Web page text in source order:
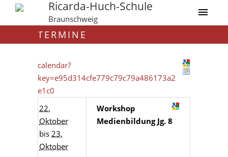
Ricarda-Huch-Schule
Braunschweig
TERMINE
calendar?
key=e95d314cfe779c79c79a486173a2
e1c0
22.
Oktober
bis 23.
Oktober
Workshop
Medienbildung Jg. 8